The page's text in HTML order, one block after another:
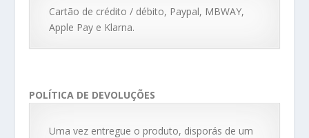
Cartão de crédito / débito, Paypal, MBWAY,
Apple Pay e Klarna.
POLÍTICA DE DEVOLUÇÕES
Uma vez entregue o produto, disporás de um